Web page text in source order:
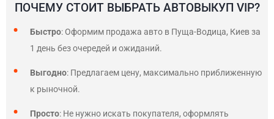
ПОЧЕМУ СТОИТ ВЫБРАТЬ АВТОВЫКУП VIP?
Быстро: Оформим продажа авто в Пуща-Водица, Киев за
1 день без очередей и ожиданий.
Выгодно: Предлагаем цену, максимально приближенную
к рыночной.
Просто: Не нужно искать покупателя, оформлять